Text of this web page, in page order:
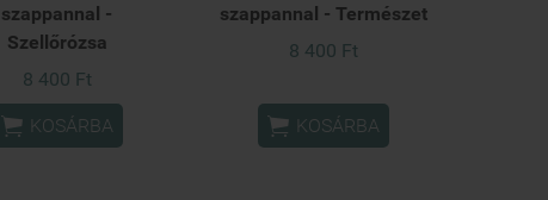
szappannal -
Szellőrózsa
8 400 Ft
 KOSÁRBA
szappannal - Természet
8 400 Ft
 KOSÁRBA